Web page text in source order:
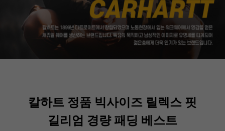
칼하트 정품 빅사이즈 릴렉스 핏
길리엄 경량 패딩 베스트